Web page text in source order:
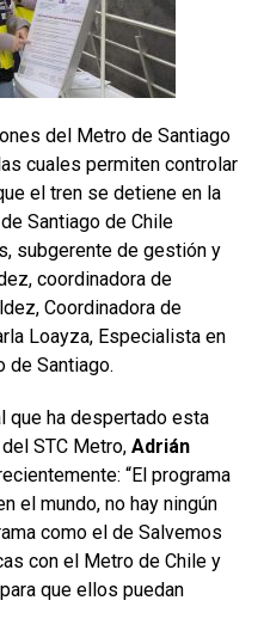
del Metro de Santiago
cuales permiten controlar
el tren se detiene en la
Santiago de Chile
subgerente de gestión y
coordinadora de
Coordinadora de
Loayza, Especialista en
de Santiago.
que ha despertado esta
STC Metro, Adrián
“El programa
el mundo, no hay ningún
como el de Salvemos
con el Metro de Chile y
que ellos puedan